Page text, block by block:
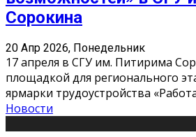
Сорокина
20 Апр 2026, Понедельник
17 апреля в СГУ им. Питирима
площадкой для регионального
ярмарки трудоустройства
Новости